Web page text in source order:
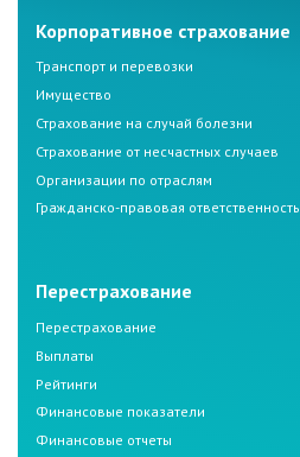
Корпоративное страхование
Транспорт и перевозки
Имущество
Страхование на случай болезни
Страхование от несчастных случаев
Организации по отраслям
Гражданско-правовая ответственность
Перестрахование
Перестрахование
Выплаты
Рейтинги
Финансовые показатели
Финансовые отчеты